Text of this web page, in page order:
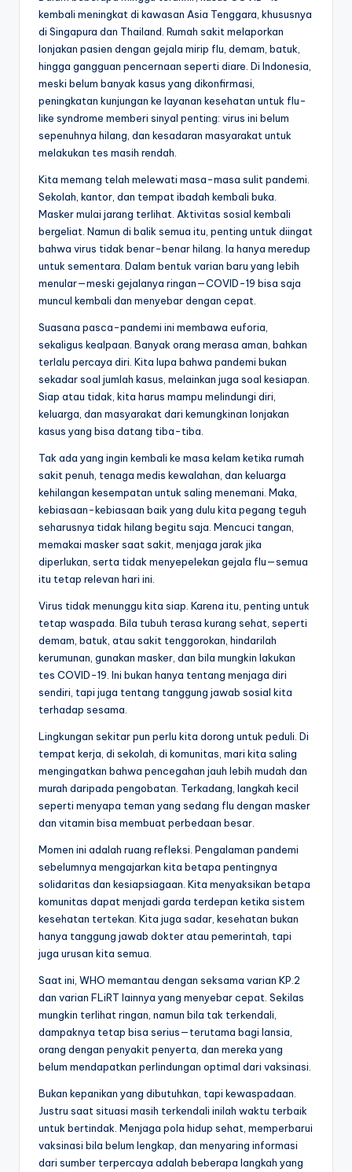
kembali meningkat di kawasan Asia Tenggara, khususnya
di Singapura dan Thailand. Rumah sakit melaporkan
lonjakan pasien dengan gejala mirip flu, demam, batuk,
hingga gangguan pencernaan seperti diare. Di Indonesia,
meski belum banyak kasus yang dikonfirmasi,
peningkatan kunjungan ke layanan kesehatan untuk flu-
like syndrome memberi sinyal penting: virus ini belum
sepenuhnya hilang, dan kesadaran masyarakat untuk
melakukan tes masih rendah.
Kita memang telah melewati masa-masa sulit pandemi.
Sekolah, kantor, dan tempat ibadah kembali buka.
Masker mulai jarang terlihat. Aktivitas sosial kembali
bergeliat. Namun di balik semua itu, penting untuk diingat
bahwa virus tidak benar-benar hilang. Ia hanya meredup
untuk sementara. Dalam bentuk varian baru yang lebih
menular—meski gejalanya ringan—COVID-19 bisa saja
muncul kembali dan menyebar dengan cepat.
Suasana pasca-pandemi ini membawa euforia,
sekaligus kealpaan. Banyak orang merasa aman, bahkan
terlalu percaya diri. Kita lupa bahwa pandemi bukan
sekadar soal jumlah kasus, melainkan juga soal kesiapan.
Siap atau tidak, kita harus mampu melindungi diri,
keluarga, dan masyarakat dari kemungkinan lonjakan
kasus yang bisa datang tiba-tiba.
Tak ada yang ingin kembali ke masa kelam ketika rumah
sakit penuh, tenaga medis kewalahan, dan keluarga
kehilangan kesempatan untuk saling menemani. Maka,
kebiasaan-kebiasaan baik yang dulu kita pegang teguh
seharusnya tidak hilang begitu saja. Mencuci tangan,
memakai masker saat sakit, menjaga jarak jika
diperlukan, serta tidak menyepelekan gejala flu—semua
itu tetap relevan hari ini.
Virus tidak menunggu kita siap. Karena itu, penting untuk
tetap waspada. Bila tubuh terasa kurang sehat, seperti
demam, batuk, atau sakit tenggorokan, hindarilah
kerumunan, gunakan masker, dan bila mungkin lakukan
tes COVID-19. Ini bukan hanya tentang menjaga diri
sendiri, tapi juga tentang tanggung jawab sosial kita
terhadap sesama.
Lingkungan sekitar pun perlu kita dorong untuk peduli. Di
tempat kerja, di sekolah, di komunitas, mari kita saling
mengingatkan bahwa pencegahan jauh lebih mudah dan
murah daripada pengobatan. Terkadang, langkah kecil
seperti menyapa teman yang sedang flu dengan masker
dan vitamin bisa membuat perbedaan besar.
Momen ini adalah ruang refleksi. Pengalaman pandemi
sebelumnya mengajarkan kita betapa pentingnya
solidaritas dan kesiapsiagaan. Kita menyaksikan betapa
komunitas dapat menjadi garda terdepan ketika sistem
kesehatan tertekan. Kita juga sadar, kesehatan bukan
hanya tanggung jawab dokter atau pemerintah, tapi
juga urusan kita semua.
Saat ini, WHO memantau dengan seksama varian KP.2
dan varian FLiRT lainnya yang menyebar cepat. Sekilas
mungkin terlihat ringan, namun bila tak terkendali,
dampaknya tetap bisa serius—terutama bagi lansia,
orang dengan penyakit penyerta, dan mereka yang
belum mendapatkan perlindungan optimal dari vaksinasi.
Bukan kepanikan yang dibutuhkan, tapi kewaspadaan.
Justru saat situasi masih terkendali inilah waktu terbaik
untuk bertindak. Menjaga pola hidup sehat, memperbarui
vaksinasi bila belum lengkap, dan menyaring informasi
dari sumber terpercaya adalah beberapa langkah yang